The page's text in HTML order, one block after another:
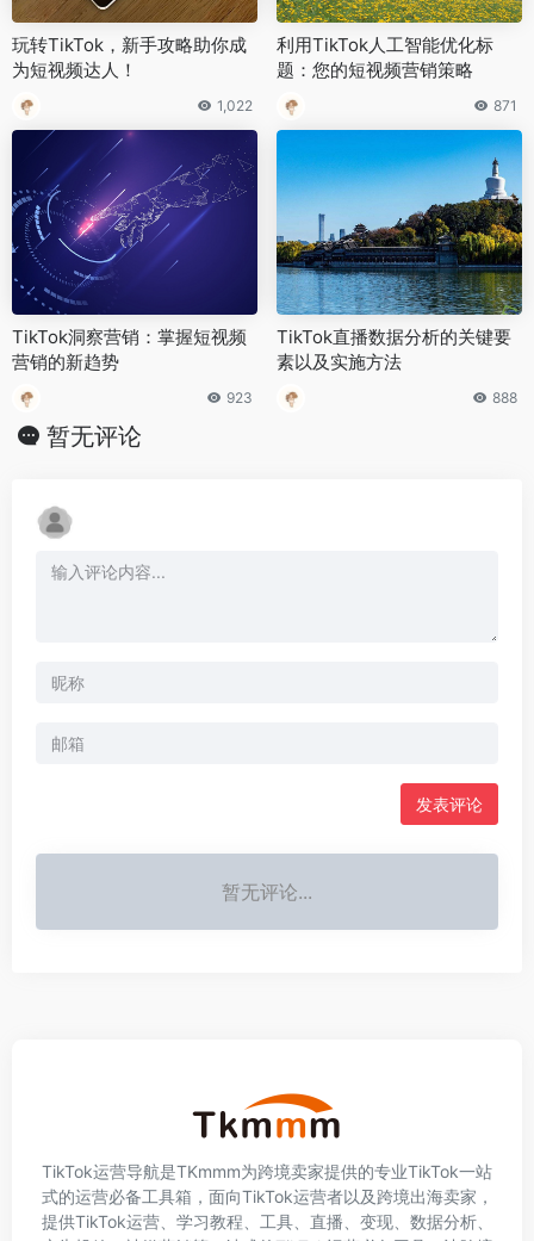
玩转TikTok，新手攻略助你成
为短视频达人！
1,022
利用TikTok人工智能优化标
题：您的短视频营销策略
871
TikTok洞察营销：掌握短视频
营销的新趋势
923
TikTok直播数据分析的关键要
素以及实施方法
888
暂无评论
发表评论
暂无评论...
TikTok运营导航是TKmmm为跨境卖家提供的专业TikTok一站
式的运营必备工具箱，面向TikTok运营者以及跨境出海卖家，
提供TikTok运营、学习教程、工具、直播、变现、数据分析、